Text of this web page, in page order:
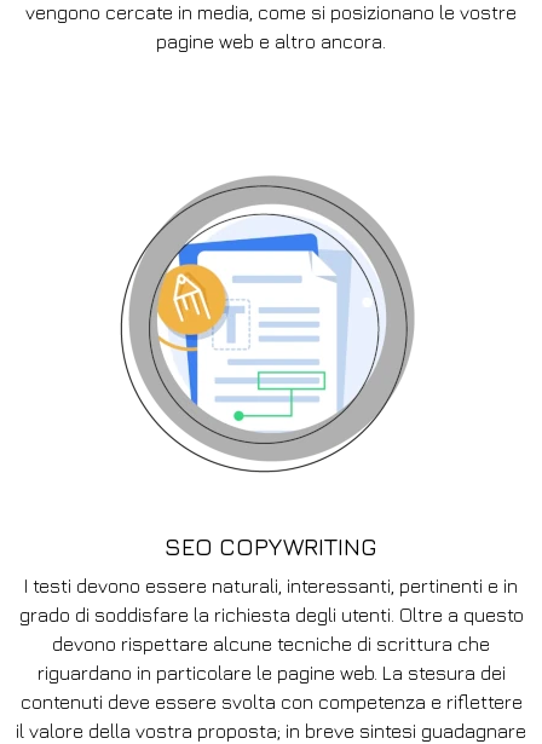
vengono cercate in media, come si posizionano le vostre
pagine web e altro ancora.
SEO COPYWRITING
I testi devono essere naturali, interessanti, pertinenti e in
grado di soddisfare la richiesta degli utenti. Oltre a questo
devono rispettare alcune tecniche di scrittura che
riguardano in particolare le pagine web. La stesura dei
contenuti deve essere svolta con competenza e riflettere
il valore della vostra proposta; in breve sintesi guadagnare